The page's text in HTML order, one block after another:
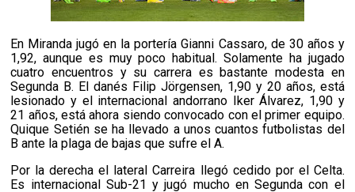
En Miranda jugó en la portería Gianni Cassaro, de 30 años y
1,92, aunque es muy poco habitual. Solamente ha jugado
cuatro encuentros y su carrera es bastante modesta en
Segunda B. El danés Filip Jörgensen, 1,90 y 20 años, está
lesionado y el internacional andorrano Iker Álvarez, 1,90 y
21 años, está ahora siendo convocado con el primer equipo.
Quique Setién se ha llevado a unos cuantos futbolistas del
B ante la plaga de bajas que sufre el A.
Por la derecha el lateral Carreira llegó cedido por el Celta.
Es internacional Sub-21 y jugó mucho en Segunda con el